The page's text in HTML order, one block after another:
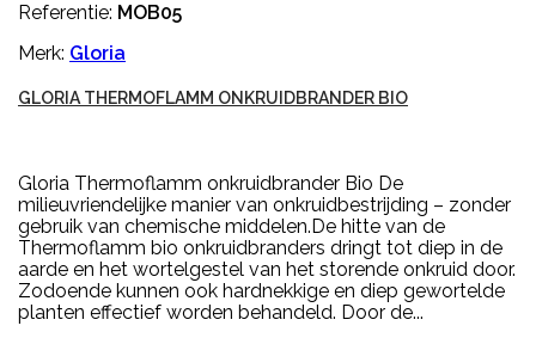
Referentie: MOB05
Merk: Gloria
GLORIA THERMOFLAMM ONKRUIDBRANDER BIO
Gloria Thermoflamm onkruidbrander Bio De
milieuvriendelijke manier van onkruidbestrijding – zonder
gebruik van chemische middelen.De hitte van de
Thermoflamm bio onkruidbranders dringt tot diep in de
aarde en het wortelgestel van het storende onkruid door.
Zodoende kunnen ook hardnekkige en diep gewortelde
planten effectief worden behandeld. Door de...